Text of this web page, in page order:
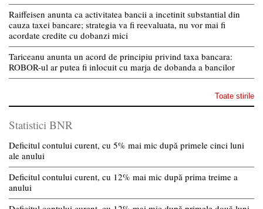
Raiffeisen anunta ca activitatea bancii a incetinit substantial din
cauza taxei bancare; strategia va fi reevaluata, nu vor mai fi
acordate credite cu dobanzi mici
Tariceanu anunta un acord de principiu privind taxa bancara:
ROBOR-ul ar putea fi inlocuit cu marja de dobanda a bancilor
Toate stirile
Statistici BNR
Deficitul contului curent, cu 5% mai mic după primele cinci luni
ale anului
Deficitul contului curent, cu 12% mai mic după prima treime a
anului